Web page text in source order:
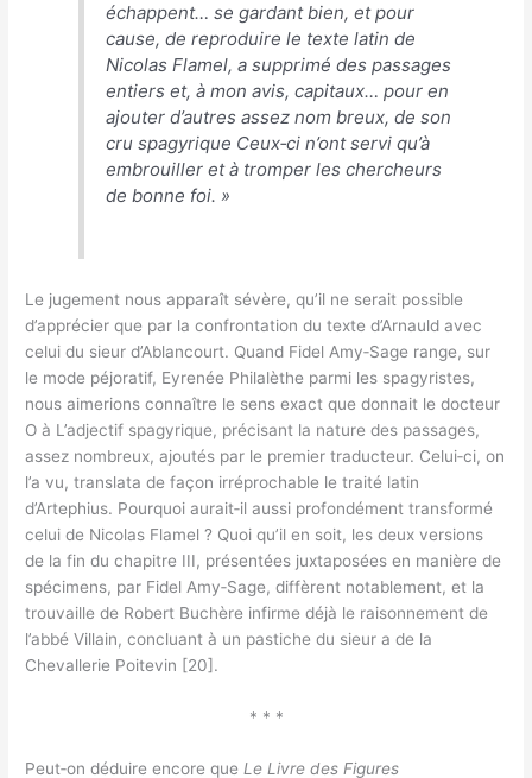
échappent… se gardant bien, et pour
cause, de reproduire le texte latin de
Nicolas Flamel, a supprimé des passages
entiers et, à mon avis, capitaux… pour en
ajouter d’autres assez nom breux, de son
cru spagyrique Ceux‑ci n’ont servi qu’à
embrouiller et à tromper les chercheurs
de bonne foi. »
Le jugement nous apparaît sévère, qu’il ne serait possible
d’apprécier que par la confrontation du texte d’Arnauld avec
celui du sieur d’Ablancourt. Quand Fidel Amy‑Sage range, sur
le mode péjoratif, Eyrenée Philalèthe parmi les spagyristes,
nous aimerions connaître le sens exact que donnait le docteur
O à L’adjectif spagyrique, précisant la nature des passages,
assez nombreux, ajoutés par le premier traducteur. Celui‑ci, on
l’a vu, translata de façon irréprochable le traité latin
d’Artephius. Pourquoi aurait‑il aussi profondément transformé
celui de Nicolas Flamel ? Quoi qu’il en soit, les deux versions
de la fin du chapitre III, présentées juxtaposées en manière de
spécimens, par Fidel Amy‑Sage, diffèrent notablement, et la
trouvaille de Robert Buchère infirme déjà le raisonnement de
l’abbé Villain, concluant à un pastiche du sieur a de la
Chevallerie Poitevin [20].
* * *
Peut‑on déduire encore queLe Livre des Figures